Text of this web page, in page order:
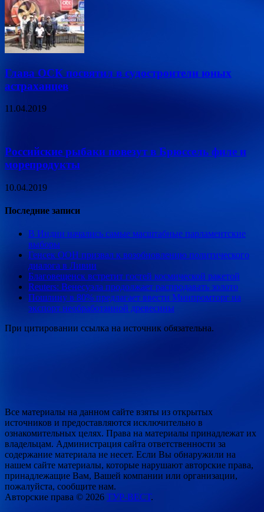
Глава ОСК посвятил в судостроители юных
астраханцев
11.04.2019
Российские рыбаки повезут в Брюссель филе и
морепродукты
10.04.2019
Последние записи
В Индии начались самые масштабные парламентские
выборы
Генсек ООН призвал к возобновлению политического
диалога в Ливии
Благовещенск встретит гостей космической ракетой
Reuters: Венесуэла продолжает распродавать золото
Пошлину в 80% предлагает ввести Минпромторг на
экспорт необработанной древесины
При цитировании ссылка на источник обязательна.
Все материалы на данном сайте взяты из открытых
источников и предоставляются исключительно в
ознакомительных целях. Права на материалы принадлежат их
владельцам. Администрация сайта ответственности за
содержание материала не несет. Если Вы обнаружили на
нашем сайте материалы, которые нарушают авторские права,
принадлежащие Вам, Вашей компании или организации,
пожалуйста, сообщите нам.
Авторские права © 2026 ТУР-ВЕСТ.